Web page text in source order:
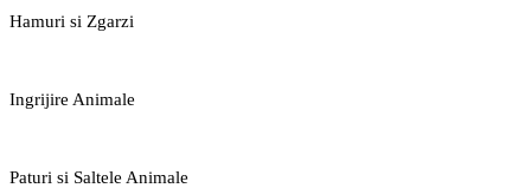
Hamuri si Zgarzi
Ingrijire Animale
Paturi si Saltele Animale